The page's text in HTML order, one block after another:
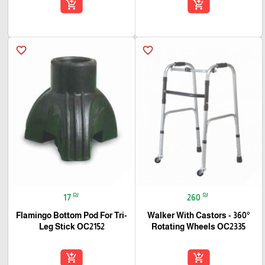
add_shopping_cart
add_shopping_cart
favorite_border
260 ₪
Walker With Castors - 360°
Rotating Wheels OC2335
add_shopping_cart
favorite_border
17 ₪
Flamingo Bottom Pod For Tri-
Leg Stick OC2152
add_shopping_cart